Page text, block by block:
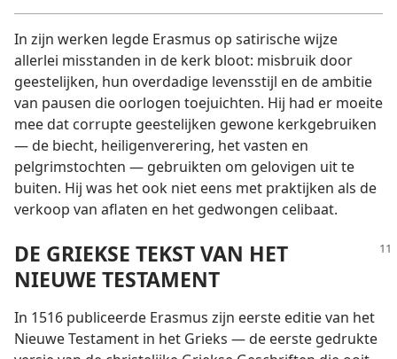
In zijn werken legde Erasmus op satirische wijze
allerlei misstanden in de kerk bloot: misbruik door
geestelijken, hun overdadige levensstijl en de ambitie
van pausen die oorlogen toejuichten. Hij had er moeite
mee dat corrupte geestelijken gewone kerkgebruiken
— de biecht, heiligenverering, het vasten en
pelgrimstochten — gebruikten om gelovigen uit te
buiten. Hij was het ook niet eens met praktijken als de
verkoop van aflaten en het gedwongen celibaat.
DE GRIEKSE TEKST VAN HET
NIEUWE TESTAMENT
In 1516 publiceerde Erasmus zijn eerste editie van het
Nieuwe Testament in het Grieks — de eerste gedrukte